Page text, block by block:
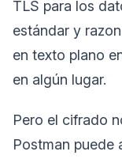
TLS para los
estándar y
en texto plano
en algún lugar.
Pero el cifrado
Postman puede